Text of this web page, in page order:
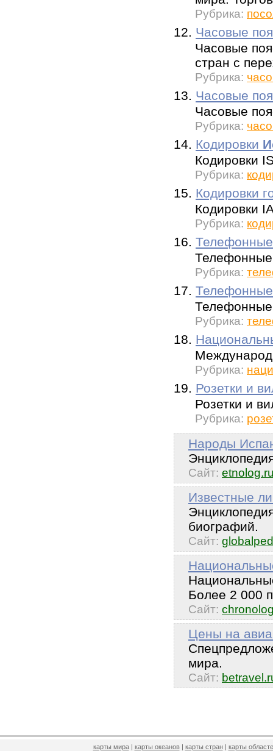
Рубрика:
12. Часовые
Часовые
стран с
Рубрика:
13. Часовые
Часовые
Рубрика:
14. Кодировки
Кодировки
Рубрика:
15. Кодировки
Кодировки
Рубрика:
16.
Рубрика:
17.
Рубрика:
18.
Рубрика:
19. Розетки и
Розетки и
Рубрика:
Народы
Сайт:
Известные
биографий.
Сайт:
Более 2 000
Сайт:
Цены на
мира.
Сайт:
карты мира| карты океанов| карты стран| карты